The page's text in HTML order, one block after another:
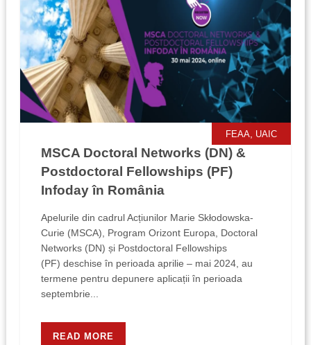
FEAA UAIC
MSCA Doctoral Networks (DN) &
Postdoctoral Fellowships (PF)
Infoday în România
Apelurile din cadrul Acțiunilor Marie Skłodowska-
Curie (MSCA), Program Orizont Europa, Doctoral
Networks (DN) și Postdoctoral Fellowships
(PF) deschise în perioada aprilie – mai 2024, au
termene pentru depunere aplicații în perioada
septembrie...
READ MORE